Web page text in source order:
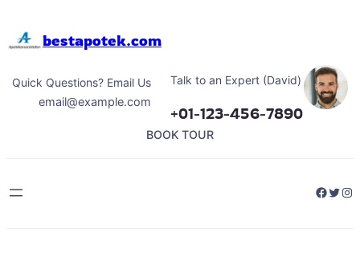
bestapotek.com
Quick Questions? Email Us
email@example.com
Talk to an Expert (David)
+01-123-456-7890
BOOK TOUR